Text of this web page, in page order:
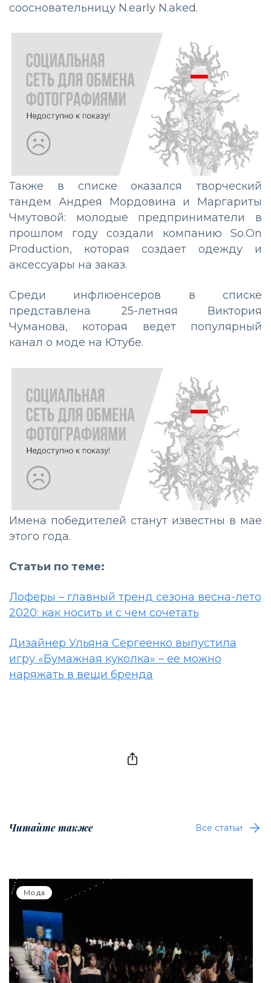
соосновательницу N.early N.aked.
Также в списке оказался творческий
тандем Андрея Мордовина и Маргариты
Чмутовой: молодые предприниматели в
прошлом году создали компанию So.On
Production, которая создает одежду и
аксессуары на заказ.
Среди инфлюенсеров в списке
представлена 25-летняя Виктория
Чуманова, которая ведет популярный
канал о моде на Ютубе.
Имена победителей станут известны в мае
этого года.
Статьи по теме:
Лоферы – главный тренд сезона весна-лето
2020: как носить и с чем сочeтать
Дизайнер Ульяна Сергеенко выпустила
игру «Бумажная куколка» – ее можно
наряжать в вещи бренда
Читайте также Все статьи